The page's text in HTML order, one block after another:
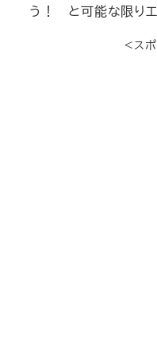
う！ と可能な限りエ
＜ス